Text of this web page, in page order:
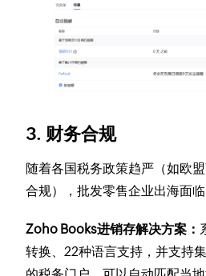
3. 财务合规
随着各国税务政策趋严（如欧
合规），批发零售企业出海面临
Zoho Books进销存解决方案：
转换、22种语言支持，并支持